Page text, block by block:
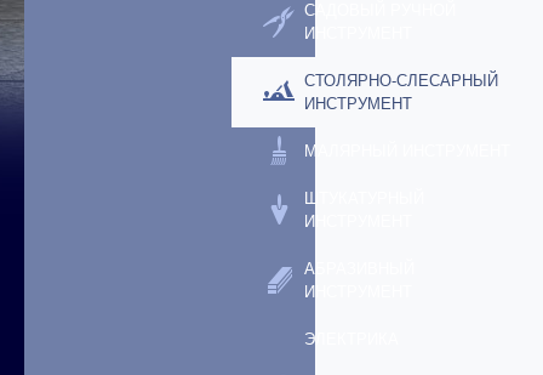
САДОВЫЙ РУЧНОЙ
ИНСТРУМЕНТ
СТОЛЯРНО-СЛЕСАРНЫЙ
ИНСТРУМЕНТ
МАЛЯРНЫЙ ИНСТРУМЕНТ
ШТУКАТУРНЫЙ
ИНСТРУМЕНТ
АБРАЗИВНЫЙ
ИНСТРУМЕНТ
ЭЛЕКТРИКА